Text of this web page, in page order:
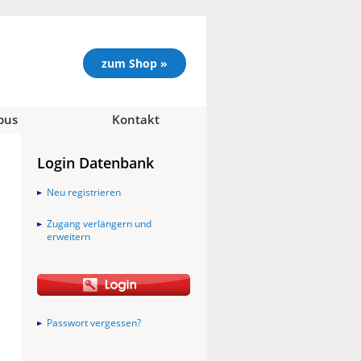
zum Shop »
Kontakt
Login Datenbank
Neu registrieren
Zugang verlängern und
erweitern
Passwort vergessen?